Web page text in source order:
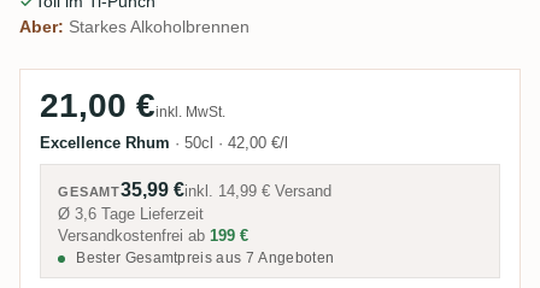
Aber: Starkes Alkoholbrennen
21,00 €inkl. MwSt.
Excellence Rhum · 50cl · 42,00 €/l
GESAMT35,99 €inkl. 14,99 € Versand
Ø 3,6 Tage Lieferzeit
Versandkostenfrei ab 199 €
Bester Gesamtpreis aus 7 Angeboten